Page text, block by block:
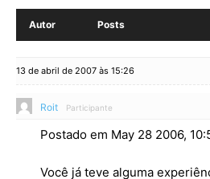
Autor Posts
13 de abril de 2007 às 15:26
Roit Participante
Postado em May 28 2006,
Você já teve alguma